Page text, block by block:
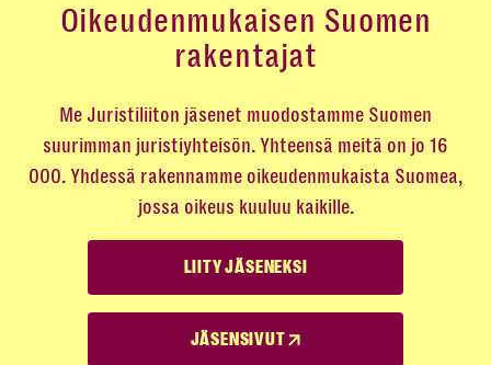
Oikeudenmukaisen Suomen
rakentajat
Me Juristiliiton jäsenet muodostamme Suomen
suurimman juristiyhteisön. Yhteensä meitä on jo 16
000. Yhdessä rakennamme oikeudenmukaista Suomea,
jossa oikeus kuuluu kaikille.
LIITY JÄSENEKSI
JÄSENSIVUT